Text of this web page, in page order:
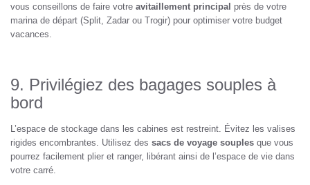
vous conseillons de faire votre avitaillement principal près de votre
marina de départ (Split, Zadar ou Trogir) pour optimiser votre budget
vacances.
9. Privilégiez des bagages souples à
bord
L’espace de stockage dans les cabines est restreint. Évitez les valises
rigides encombrantes. Utilisez des sacs de voyage souples que vous
pourrez facilement plier et ranger, libérant ainsi de l’espace de vie dans
votre carré.